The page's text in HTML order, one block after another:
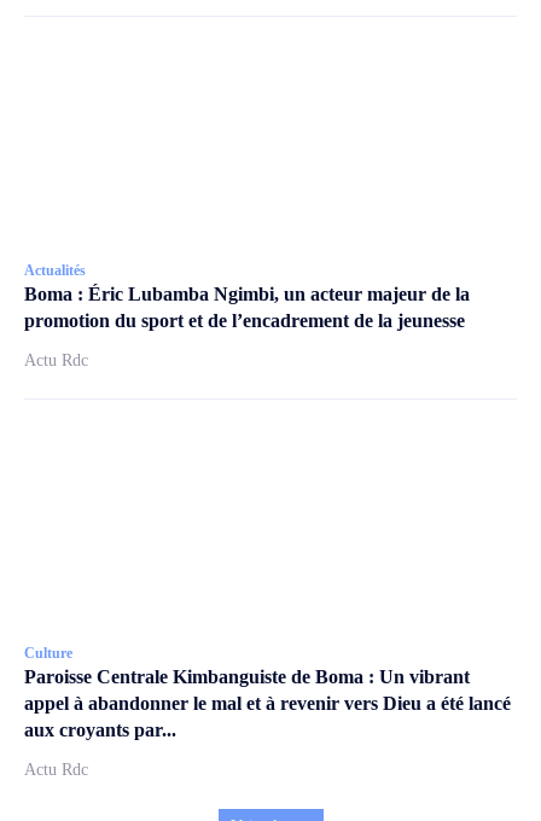
Actualités
Boma : Éric Lubamba Ngimbi, un acteur majeur de la
promotion du sport et de l’encadrement de la jeunesse
Actu Rdc
Culture
Paroisse Centrale Kimbanguiste de Boma : Un vibrant
appel à abandonner le mal et à revenir vers Dieu a été lancé
aux croyants par...
Actu Rdc